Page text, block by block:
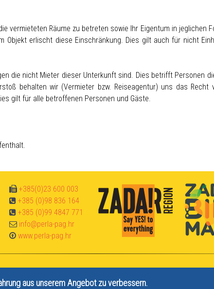
vermieteten Räume zu betreten sowie Ihr Eigentum in jeglichen
Objekt erlischt diese Einschränkung. Dies gilt auch für nicht
die nicht Mieter dieser Unterkunft sind. Dies betrifft Personen
behalten wir (Vermieter bzw. Reiseagentur) uns das Recht
gilt für alle betroffenen Personen und Gäste.
Das
Dreieck
Cerovac
nachSpitze
Sturm in
Krka
+385(0)23 600 003
+385 (0)98 836 164
+385 (0)99 4847 771
info@perla-pag.hr
www.perla-pag.hr
AB-23-13010400374 2026
aus unserem Angebot zu verbessern.